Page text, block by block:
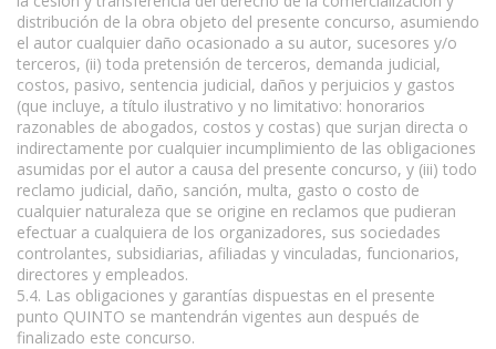
distribución de la obra objeto del presente concurso, asumiendo
el autor cualquier daño ocasionado a su autor, sucesores y/o
terceros, (ii) toda pretensión de terceros, demanda judicial,
costos, pasivo, sentencia judicial, daños y perjuicios y gastos
(que incluye, a título ilustrativo y no limitativo: honorarios
razonables de abogados, costos y costas) que surjan directa o
indirectamente por cualquier incumplimiento de las obligaciones
asumidas por el autor a causa del presente concurso, y (iii) todo
reclamo judicial, daño, sanción, multa, gasto o costo de
cualquier naturaleza que se origine en reclamos que pudieran
efectuar a cualquiera de los organizadores, sus sociedades
controlantes, subsidiarias, afiliadas y vinculadas, funcionarios,
directores y empleados.
5.4. Las obligaciones y garantías dispuestas en el presente
punto QUINTO se mantendrán vigentes aun después de
finalizado este concurso.